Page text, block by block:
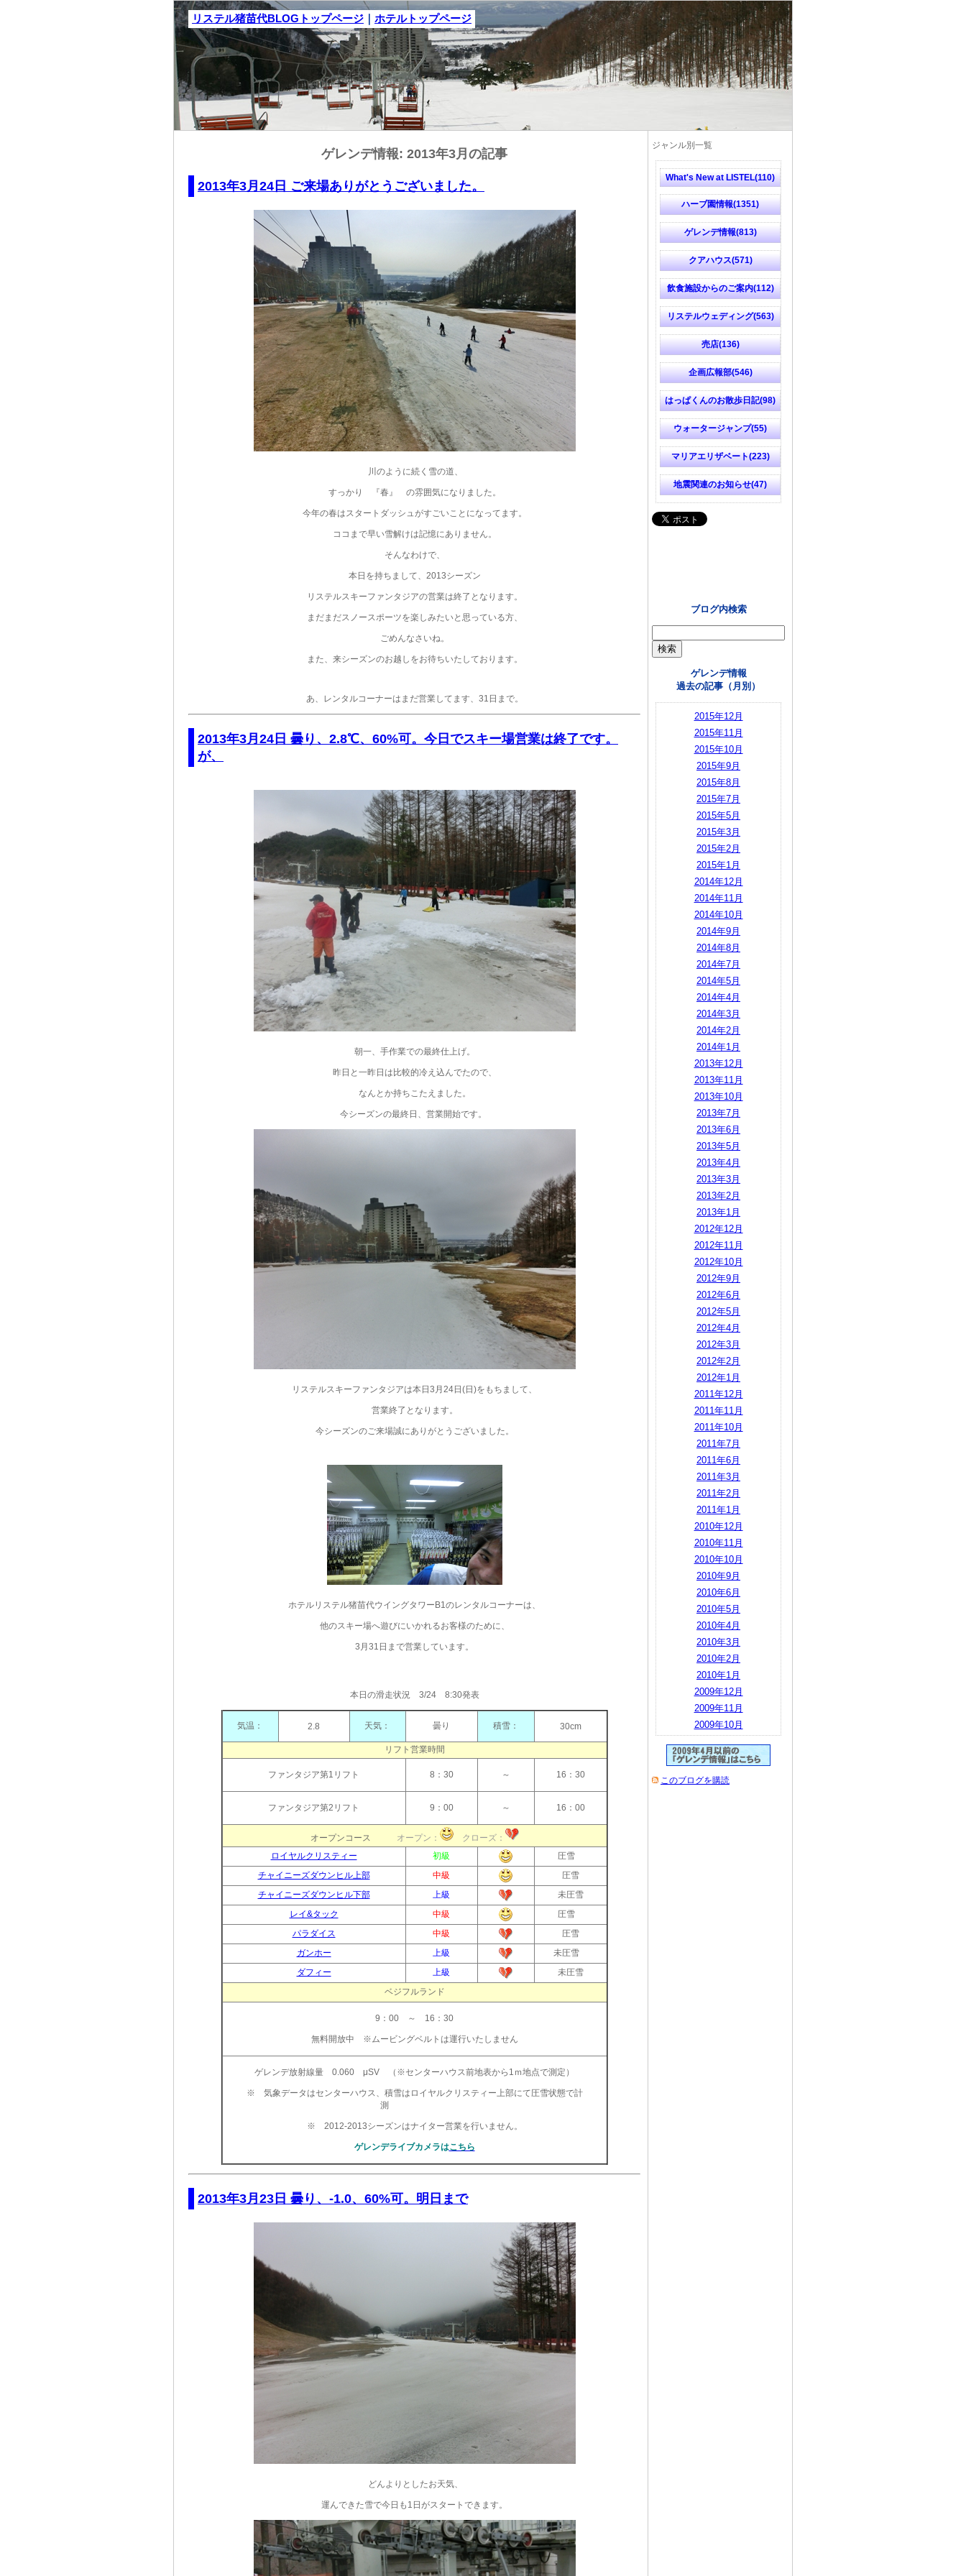
リステル猪苗代BLOGトップページ ｜ ホテルトップページ
ジャンル別一覧
What's New at LISTEL(110)
ハーブ園情報(1351)
ゲレンデ情報(813)
クアハウス(571)
飲食施設からのご案内(112)
リステルウェディング(563)
売店(136)
企画広報部(546)
はっぱくんのお散歩日記(98)
ウォータージャンプ(55)
マリアエリザベート(223)
地震関連のお知らせ(47)
ブログ内検索
ゲレンデ情報
過去の記事（月別）
2015年12月
2015年11月
2015年10月
2015年9月
2015年8月
2015年7月
2015年5月
2015年3月
2015年2月
2015年1月
2014年12月
2014年11月
2014年10月
2014年9月
2014年8月
2014年7月
2014年5月
2014年4月
2014年3月
2014年2月
2014年1月
2013年12月
2013年11月
2013年10月
2013年7月
2013年6月
2013年5月
2013年4月
2013年3月
2013年2月
2013年1月
2012年12月
2012年11月
2012年10月
2012年9月
2012年6月
2012年5月
2012年4月
2012年3月
2012年2月
2012年1月
2011年12月
2011年11月
2011年10月
2011年7月
2011年6月
2011年3月
2011年2月
2011年1月
2010年12月
2010年11月
2010年10月
2010年9月
2010年6月
2010年5月
2010年4月
2010年3月
2010年2月
2010年1月
2009年12月
2009年11月
2009年10月
このブログを購読
ゲレンデ情報: 2013年3月の記事
2013年3月24日 ご来場ありがとうございました。
川のように続く雪の道、
すっかり 『春』 の雰囲気になりました。
今年の春はスタートダッシュがすごいことになってます。
ココまで早い雪解けは記憶にありません。
そんなわけで、
本日を持ちまして、2013シーズン
リステルスキーファンタジアの営業は終了となります。
まだまだスノースポーツを楽しみたいと思っている方、
ごめんなさいね。
また、来シーズンのお越しをお待ちいたしております。
あ、レンタルコーナーはまだ営業してます、31日まで。
2013年3月24日 曇り、2.8℃、60%可。今日でスキー場営業は終了です。
が、
朝一、手作業での最終仕上げ。
昨日と一昨日は比較的冷え込んでたので、
なんとか持ちこたえました。
今シーズンの最終日、営業開始です。
リステルスキーファンタジアは本日3月24日(日)をもちまして、
営業終了となります。
今シーズンのご来場誠にありがとうございました。
ホテルリステル猪苗代ウイングタワーB1のレンタルコーナーは、
他のスキー場へ遊びにいかれるお客様のために、
3月31日まで営業しています。
本日の滑走状況 3/24 8:30発表
気温： 2.8 天気： 曇り 積雪： 30cm
リフト営業時間
ファンタジア第1リフト 8：30 ～ 16：30
ファンタジア第2リフト 9：00 ～ 16：00
オープンコース オープン：
クローズ：
ロイヤルクリスティー
初級
圧雪
チャイニーズダウンヒル上部
中級
圧雪
チャイニーズダウンヒル下部
上級
未圧雪
レイ&タック
中級
圧雪
パラダイス
中級
圧雪
ガンホー
上級
未圧雪
ダフィー
上級
未圧雪
ベジフルランド
9：00 ～ 16：30
無料開放中 ※ムービングベルトは運行いたしません
ゲレンデ放射線量 0.060 μSV （※センターハウス前地表から1ｍ地点で測定）
※ 気象データはセンターハウス、積雪はロイヤルクリスティー上部にて圧雪状態で計
測
※ 2012-2013シーズンはナイター営業を行いません。
ゲレンデライブカメラはこちら
2013年3月23日 曇り、-1.0、60%可。明日まで
どんよりとしたお天気、
運んできた雪で今日も1日がスタートできます。